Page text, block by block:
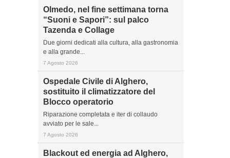
Olmedo, nel fine settimana torna
“Suoni e Sapori”: sul palco
Tazenda e Collage
Due giorni dedicati alla cultura, alla gastronomia
e alla grande...
7 Agosto 2026
Ospedale Civile di Alghero,
sostituito il climatizzatore del
Blocco operatorio
Riparazione completata e iter di collaudo
avviato per le sale...
7 Agosto 2026
Blackout ed energia ad Alghero,